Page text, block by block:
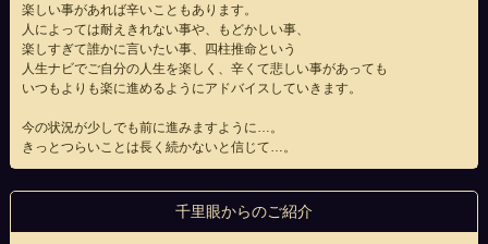
楽しい事があれば辛いこともあります。
人によっては耐えきれない事や、もどかしい事、
楽しすぎて誰かに言いたい事、四柱推命という
人生ナビでご自分の人生を楽しく、辛くて悲しい事があっても
いつもよりも楽に進めるようにアドバイスしていきます。
今の状況が少しでも前に進みますように…。
きっとつらいことは長く続かないと信じて…。
千里眼からのご紹介